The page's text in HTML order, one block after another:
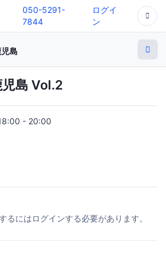
050-5291-
7844
ログイ
ン
島
島 Vol.2
- 20:00
るにはログインする必要があります。